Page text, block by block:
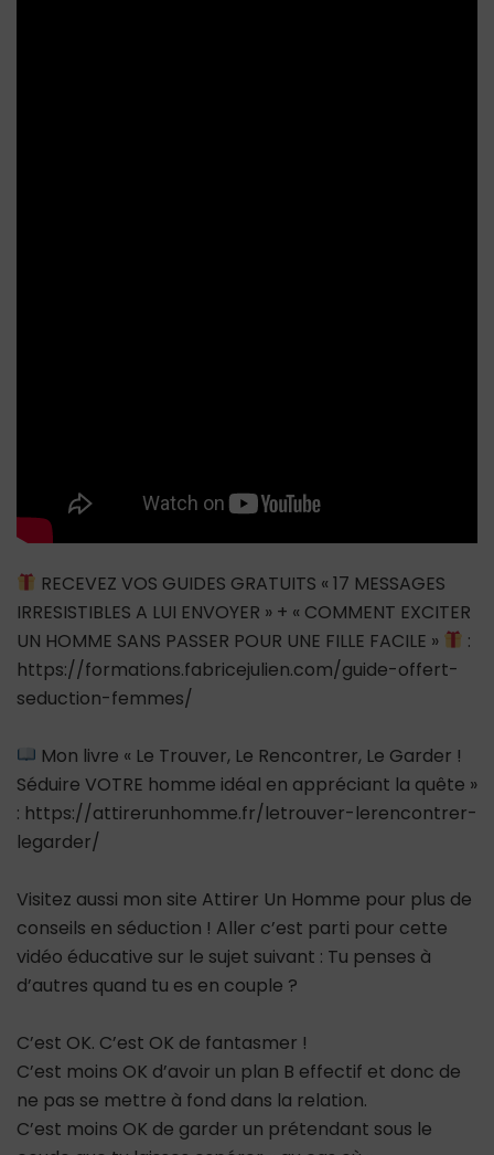
RECEVEZ VOS GUIDES GRATUITS « 17 MESSAGES
IRRESISTIBLES A LUI ENVOYER » + « COMMENT EXCITER
UN HOMME SANS PASSER POUR UNE FILLE FACILE »
:
https://formations.fabricejulien.com/guide-offert-
seduction-femmes/
Mon livre « Le Trouver, Le Rencontrer, Le Garder !
Séduire VOTRE homme idéal en appréciant la quête »
: https://attirerunhomme.fr/letrouver-lerencontrer-
legarder/
Visitez aussi mon site Attirer Un Homme pour plus de
conseils en séduction ! Aller c’est parti pour cette
vidéo éducative sur le sujet suivant : Tu penses à
d’autres quand tu es en couple ?
C’est OK. C’est OK de fantasmer !
C’est moins OK d’avoir un plan B effectif et donc de
ne pas se mettre à fond dans la relation.
C’est moins OK de garder un prétendant sous le